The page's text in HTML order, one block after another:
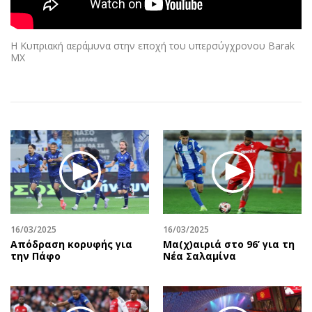
Αθλητισμός
Κύπρος
Ελλάδα
Οικονομία
Real Estate
Επιχειρήσεις
Αγορές
Money Review
AstroBank Properties
Trends
Ναυτιλία
Geek
Νέα
Κινητά-tablets
Πολιτική
Οικονομία
Γενικά
Αναδρομές
Πρόσωπα
Περιβάλλον
Good Life
Showbiz
Η Κυπριακή αεράμυνα στην εποχή του υπερσύγχρονου Barak
MX
16/03/2025
Απόδραση κορυφής για
την Πάφο
16/03/2025
Μα(χ)αιριά στο 96’ για τη
Νέα Σαλαμίνα